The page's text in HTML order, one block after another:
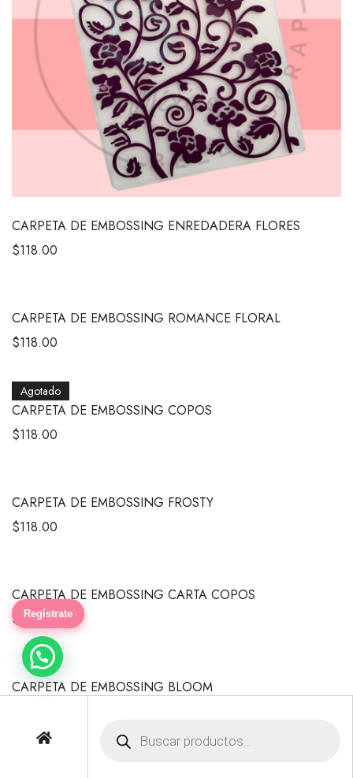
CARPETA DE EMBOSSING ENREDADERA FLORES
$118.00
CARPETA DE EMBOSSING ROMANCE FLORAL
$118.00
Agotado
CARPETA DE EMBOSSING COPOS
$118.00
CARPETA DE EMBOSSING FROSTY
$118.00
CARPETA DE EMBOSSING CARTA COPOS
$ 320.00
CARPETA DE EMBOSSING BLOOM
Regístrate